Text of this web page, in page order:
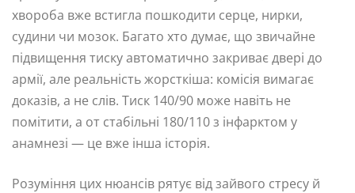
хвороба вже встигла пошкодити серце, нирки,
судини чи мозок. Багато хто думає, що звичайне
підвищення тиску автоматично закриває двері до
армії, але реальність жорсткіша: комісія вимагає
доказів, а не слів. Тиск 140/90 може навіть не
помітити, а от стабільні 180/110 з інфарктом у
анамнезі — це вже інша історія.
Розуміння цих нюансів рятує від зайвого стресу й